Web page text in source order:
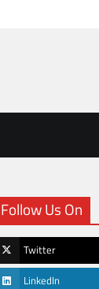
Follow Us On
Twitter
LinkedIn